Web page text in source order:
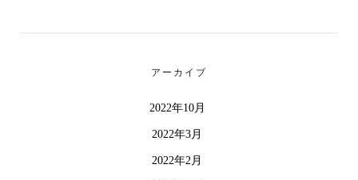
アーカイブ
2022年10月
2022年3月
2022年2月